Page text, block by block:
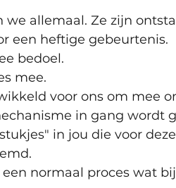
we allemaal. Ze zijn
een heftige gebeurtenis.
bedoel.
mee.
voor ons om mee
in gang wordt
in jou die voor
normaal proces wat